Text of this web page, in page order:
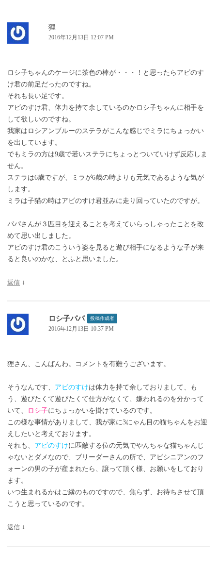
ョ
ン
狸
2016年12月13日 12:07 PM
ロシ子ちゃんのケージに茶色の棒が・・・！と思ったらアビのす
け君の前足だったのですね。
それも長い足です。
アビのすけ君、体力を持て余しているのかロシ子ちゃんに相手を
して欲しいのですね。
我家はロシアンブルーのステラがこんな感じでミラにちょっかい
を出しています。
でもミラの方は9歳で若いステラにちょっとついていけず反応しま
せん。
ステラは6歳ですが、ミラが6歳の時よりも元気であるような気が
します。
ミラは子猫の時はアビのすけ君並みに走り回っていたのですが。
パパさんが３匹目を迎えることを考えていらっしゃったことを改
めて思い出しました。
アビのすけ君のこういう姿を見ると遊び相手になるような子が来
ると良いのかな、とふと思いました。
返信 ↓
ロシ子パパ 投稿作成者
2016年12月13日 10:37 PM
狸さん、こんばんわ。コメントを有難うございます。
そうなんです、 アビのすけは体力を持て余しておりまして、も
う、遊びたくて遊びたくて仕方がなくて、嫌われるのを分かって
いて、
ロシ子にちょっかいを掛けているのです。
この様な事情がありまして、我が家に3にゃん目の猫ちゃんをお迎
えしたいと考えております。
それも、 アビのすけに匹敵する位の元気でやんちゃな猫ちゃんじ
ゃないとダメなので、ブリーダーさんの所で、アビシニアンのフ
ォーンの男の子が産まれたら、譲って頂く様、お願いをしており
ます。
いつ生まれるかはご縁のものですので、焦らず、お待ちさせて頂
こうと思っているのです。
返信 ↓